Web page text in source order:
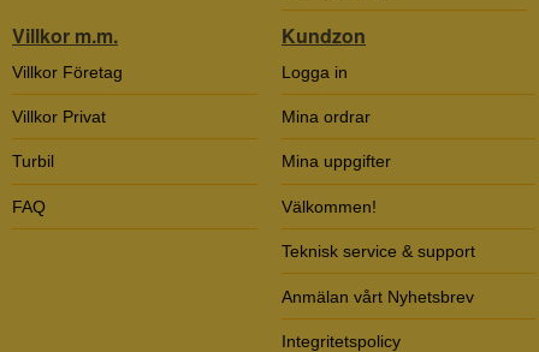
Villkor m.m.
Villkor Företag
Villkor Privat
Turbil
FAQ
Kundzon
Logga in
Mina ordrar
Mina uppgifter
Välkommen!
Teknisk service & support
Anmälan vårt Nyhetsbrev
Integritetspolicy